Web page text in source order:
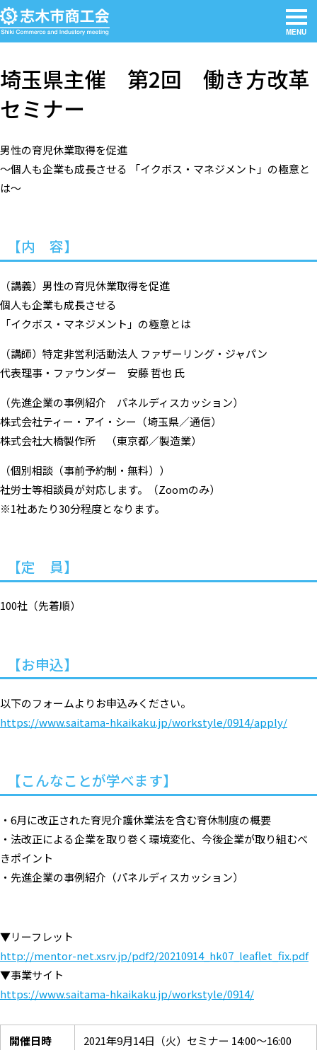
埼玉県主催 第2回 働き方改革
セミナー
男性の育児休業取得を促進
～個人も企業も成長させる 「イクボス・マネジメント」の極意と
は～
【内 容】
（講義）男性の育児休業取得を促進
個人も企業も成長させる
「イクボス・マネジメント」の極意とは
（講師）特定非営利活動法人 ファザーリング・ジャパン
代表理事・ファウンダー 安藤 哲也 氏
（先進企業の事例紹介 パネルディスカッション）
株式会社ティー・アイ・シー（埼玉県／通信）
株式会社大橋製作所 （東京都／製造業）
（個別相談（事前予約制・無料））
社労士等相談員が対応します。（Zoomのみ）
※1社あたり30分程度となります。
【定 員】
100社（先着順）
【お申込】
以下のフォームよりお申込みください。
https://www.saitama-hkaikaku.jp/workstyle/0914/apply/
【こんなことが学べます】
・6月に改正された育児介護休業法を含む育休制度の概要
・法改正による企業を取り巻く環境変化、今後企業が取り組むべ
きポイント
・先進企業の事例紹介（パネルディスカッション）
▼リーフレット
http://mentor-net.xsrv.jp/pdf2/20210914_hk07_leaflet_fix.pdf
▼事業サイト
https://www.saitama-hkaikaku.jp/workstyle/0914/
開催日時
2021年9月14日（火）セミナー 14:00～16:00
MENU